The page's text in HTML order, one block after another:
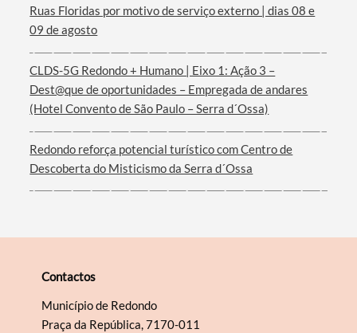
Categorias gerais
Filtros
Ruas Floridas por motivo de serviço externo | dias 08 e
09 de agosto
CLDS-5G Redondo + Humano | Eixo 1: Ação 3 –
Dest@que de oportunidades – Empregada de andares
(Hotel Convento de São Paulo – Serra d´Ossa)
Redondo reforça potencial turístico com Centro de
Descoberta do Misticismo da Serra d´Ossa
Contactos
Município de Redondo
Praça da República, 7170-011